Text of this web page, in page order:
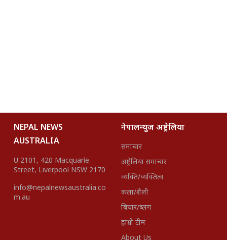
NEPAL NEWS
AUSTRALIA
U 2101, 420 Macquarie
Street, Liverpool NSW 2170
info@nepalnewsaustralia.co
m.au
नेपालन्युज अष्ट्रेलिया
समाचार
अष्ट्रेलिया समाचार
व्यक्ति/व्यक्तित्व
कला/शैली
बिचार/ब्लग
हाम्रो टीम
About Us